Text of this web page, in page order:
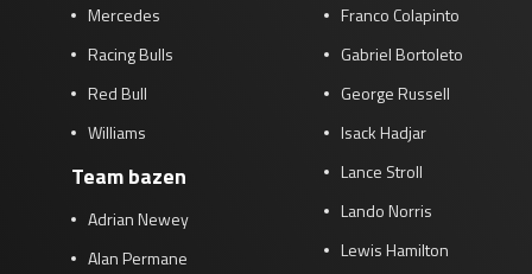
Mercedes
Racing Bulls
Red Bull
Williams
Team bazen
Adrian Newey
Alan Permane
Franco Colapinto
Gabriel Bortoleto
George Russell
Isack Hadjar
Lance Stroll
Lando Norris
Lewis Hamilton